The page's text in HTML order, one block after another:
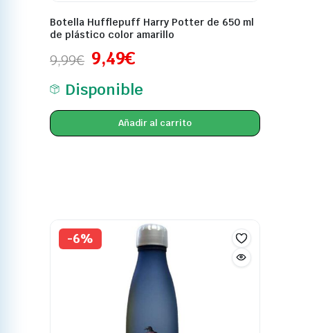
Botella Hufflepuff Harry Potter de 650 ml
de plástico color amarillo
9,99€ 9,49€
Disponible
Añadir al carrito
-6%